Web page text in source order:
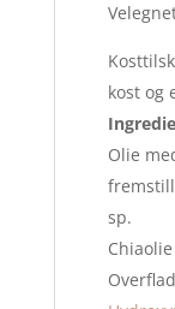
kost og
Olie
sp.